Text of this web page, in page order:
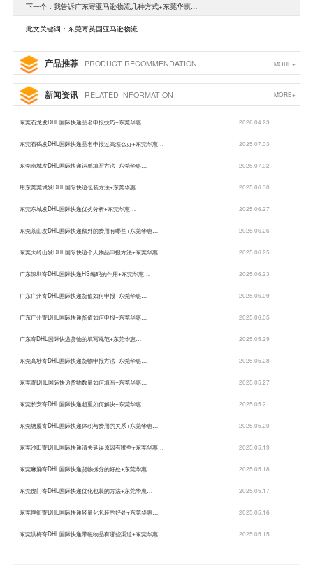
下一个： 我告诉广东寄亚马逊物流几种方式+东莞华惠…
此文关键词：东莞寄英国亚马逊物流
产品推荐 PRODUCT RECOMMENDATION MORE+
新闻资讯 RELATED INFORMATION MORE+
东莞石龙发DHL国际快递品名申报技巧+东莞华惠… 2026.04.23
东莞石碣发DHL国际快递品名申报过高怎么办+东莞华惠… 2025.07.03
东莞南城发DHL国际快递运单填写方法+东莞华惠… 2025.07.02
用东莞莞城发DHL国际快递包装方法+东莞华惠… 2025.06.30
东莞东城发DHL国际快递优劣分析+东莞华惠… 2025.06.27
东莞茶山发DHL国际快递额外的费用有哪些+东莞华惠… 2025.06.26
东莞大岭山发DHL国际快递个人物品申报方法+东莞华惠… 2025.06.25
广东深圳寄DHL国际快递HS编码的作用+东莞华惠… 2025.06.23
广东广州寄DHL国际快递货值如何申报+东莞华惠… 2025.06.09
广东广州寄DHL国际快递货值如何申报+东莞华惠… 2025.06.05
广东寄DHL国际快递货物的填写规范+东莞华惠… 2025.05.29
东莞高埗寄DHL国际快递货物申报方法+东莞华惠… 2025.05.28
东莞寄DHL国际快递货物数量如何填写+东莞华惠… 2025.05.27
东莞长安寄DHL国际快递超重如何解决+东莞华惠… 2025.05.21
东莞塘厦寄DHL国际快递体积与费用的关系+东莞华惠… 2025.05.20
东莞沙田寄DHL国际快递清关延误原因有哪些+东莞华惠… 2025.05.19
东莞麻涌寄DHL国际快递货物拆分的好处+东莞华惠… 2025.05.18
东莞虎门寄DHL国际快递优化包装的方法+东莞华惠… 2025.05.17
东莞厚街寄DHL国际快递轻量化包装的好处+东莞华惠… 2025.05.16
东莞洪梅寄DHL国际快递带磁物品有哪些渠道+东莞华惠… 2025.05.15